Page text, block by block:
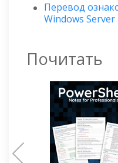
Перевод
Windows
Почитать